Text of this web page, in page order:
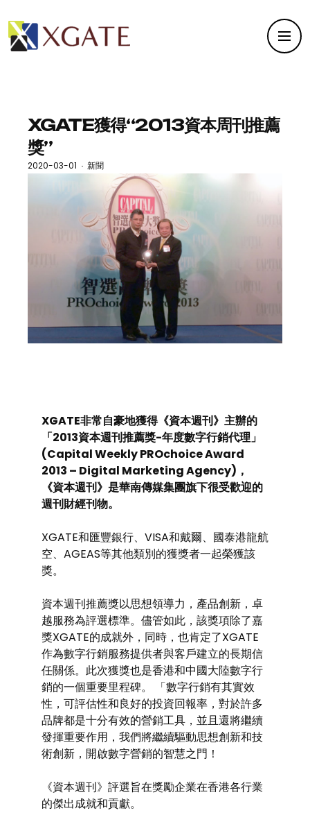
XGATE獲得“2013資本周刊推薦
獎”
2020-03-01 · 新聞
XGATE非常自豪地獲得《資本週刊》主辦的
「2013資本週刊推薦獎-年度數字行銷代理」
(Capital Weekly PROchoice Award
2013 – Digital Marketing Agency)，
《資本週刊》是華南傳媒集團旗下很受歡迎的
週刊財經刊物。
XGATE和匯豐銀行、VISA和戴爾、國泰港龍航
空、AGEAS等其他類別的獲獎者一起榮獲該
獎。
資本週刊推薦獎以思想領導力，產品創新，卓
越服務為評選標準。儘管如此，該獎項除了嘉
獎XGATE的成就外，同時，也肯定了XGATE
作為數字行銷服務提供者與客戶建立的長期信
任關係。此次獲獎也是香港和中國大陸數字行
銷的一個重要里程碑。 「數字行銷有其實效
性，可評估性和良好的投資回報率，對於許多
品牌都是十分有效的營銷工具，並且還將繼續
發揮重要作用，我們將繼續驅動思想創新和技
術創新，開啟數字營銷的智慧之門！
《資本週刊》評選旨在獎勵企業在香港各行業
的傑出成就和貢獻。